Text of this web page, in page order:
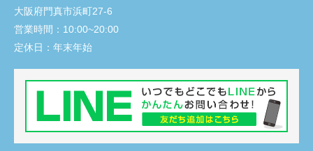
大阪府門真市浜町27-6
営業時間： 10:00~20:00
定休日： 年末年始